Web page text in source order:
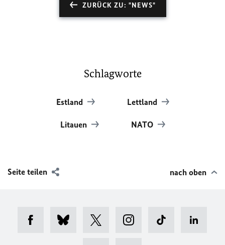
ZURÜCK ZU: "NEWS"
Schlagworte
Estland Lettland
Litauen NATO
Seite teilen nach oben